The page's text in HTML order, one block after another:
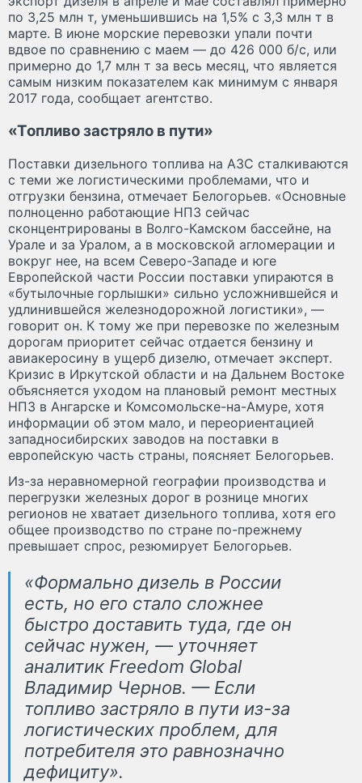
по 3,25 млн т, уменьшившись на 1,5% с 3,3 млн т в
марте. В июне морские перевозки упали почти
вдвое по сравнению с маем — до 426 000 б/с, или
примерно до 1,7 млн т за весь месяц, что является
самым низким показателем как минимум с января
2017 года, сообщает агентство.
«Топливо застряло в пути»
Поставки дизельного топлива на АЗС сталкиваются
с теми же логистическими проблемами, что и
отгрузки бензина, отмечает Белогорьев. «Основные
полноценно работающие НПЗ сейчас
сконцентрированы в Волго-Камском бассейне, на
Урале и за Уралом, а в московской агломерации и
вокруг нее, на всем Северо-Западе и юге
Европейской части России поставки упираются в
«бутылочные горлышки» сильно усложнившейся и
удлинившейся железнодорожной логистики», —
говорит он. К тому же при перевозке по железным
дорогам приоритет сейчас отдается бензину и
авиакеросину в ущерб дизелю, отмечает эксперт.
Кризис в Иркутской области и на Дальнем Востоке
объясняется уходом на плановый ремонт местных
НПЗ в Ангарске и Комсомольске-на-Амуре, хотя
информации об этом мало, и переориентацией
западносибирских заводов на поставки в
европейскую часть страны, поясняет Белогорьев.
Из-за неравномерной географии производства и
перегрузки железных дорог в рознице многих
регионов не хватает дизельного топлива, хотя его
общее производство по стране по-прежнему
превышает спрос, резюмирует Белогорьев.
«Формально дизель в России
есть, но его стало сложнее
быстро доставить туда, где он
сейчас нужен, — уточняет
аналитик Freedom Global
Владимир Чернов. — Если
топливо застряло в пути из-за
логистических проблем, для
потребителя это равнозначно
дефициту».